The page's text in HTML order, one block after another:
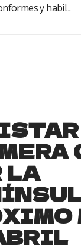
y habil...
LA